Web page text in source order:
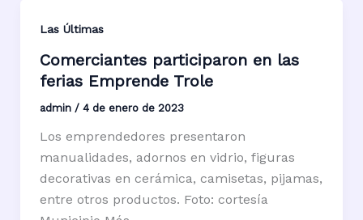
Las Últimas
Comerciantes participaron en las
ferias Emprende Trole
admin / 4 de enero de 2023
Los emprendedores presentaron
manualidades, adornos en vidrio, figuras
decorativas en cerámica, camisetas, pijamas,
entre otros productos. Foto: cortesía